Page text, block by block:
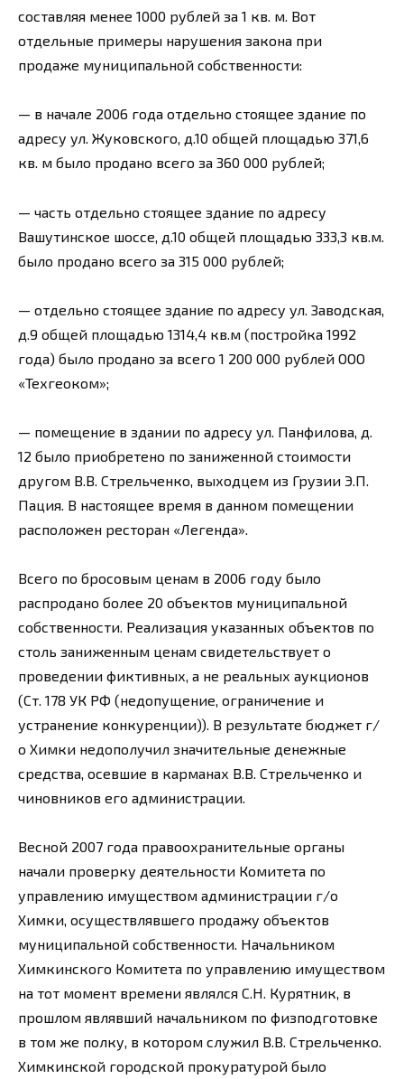
составляя менее 1000 рублей за 1 кв. м. Вот
отдельные примеры нарушения закона при
продаже муниципальной собственности:
— в начале 2006 года отдельно стоящее здание по
адресу ул. Жуковского, д.10 общей площадью 371,6
кв. м было продано всего за 360 000 рублей;
— часть отдельно стоящее здание по адресу
Вашутинское шоссе, д.10 общей площадью 333,3 кв.м.
было продано всего за 315 000 рублей;
— отдельно стоящее здание по адресу ул. Заводская,
д.9 общей площадью 1314,4 кв.м (постройка 1992
года) было продано за всего 1 200 000 рублей ООО
«Техгеоком»;
— помещение в здании по адресу ул. Панфилова, д.
12 было приобретено по заниженной стоимости
другом В.В. Стрельченко, выходцем из Грузии Э.П.
Пация. В настоящее время в данном помещении
расположен ресторан «Легенда».
Всего по бросовым ценам в 2006 году было
распродано более 20 объектов муниципальной
собственности. Реализация указанных объектов по
столь заниженным ценам свидетельствует о
проведении фиктивных, а не реальных аукционов
(Ст. 178 УК РФ (недопущение, ограничение и
устранение конкуренции)). В результате бюджет г/
о Химки недополучил значительные денежные
средства, осевшие в карманах В.В. Стрельченко и
чиновников его администрации.
Весной 2007 года правоохранительные органы
начали проверку деятельности Комитета по
управлению имуществом администрации г/о
Химки, осуществлявшего продажу объектов
муниципальной собственности. Начальником
Химкинского Комитета по управлению имуществом
на тот момент времени являлся С.Н. Курятник, в
прошлом являвший начальником по физподготовке
в том же полку, в котором служил В.В. Стрельченко.
Химкинской городской прокуратурой было